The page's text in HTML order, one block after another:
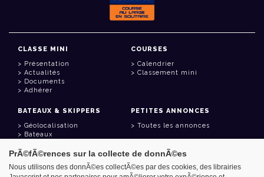
CLASSE MINI
Présentation
Actualités
Documents
Adhérer
COURSES
Calendrier
Classement mini
BATEAUX & SKIPPERS
Géolocalisation
Bateaux
PETITES ANNONCES
Toutes les annonces
LIENS UTILES
PrÃ©fÃ©rences sur la collecte de donnÃ©es
Nous utilisons des donnÃ©es collectÃ©es par des cookies, des librairies